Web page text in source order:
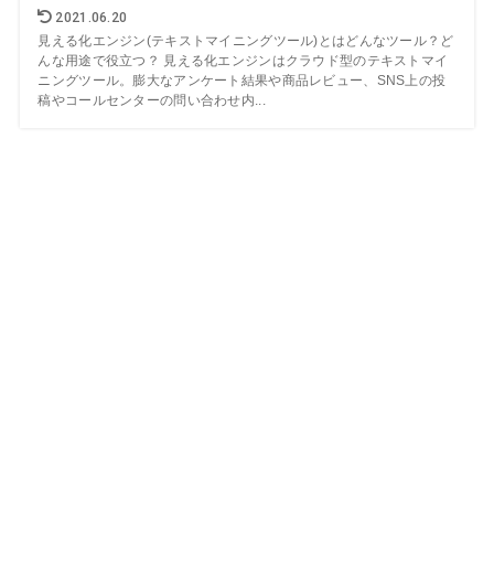
2021.06.20
見える化エンジン(テキストマイニングツール)とはどんなツール？ど
んな用途で役立つ？ 見える化エンジンはクラウド型のテキストマイ
ニングツール。膨大なアンケート結果や商品レビュー、SNS上の投
稿やコールセンターの問い合わせ内...